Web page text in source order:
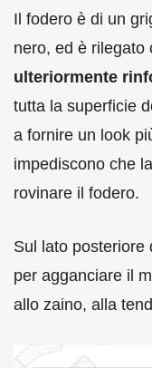
Il fodero è di un
nero, ed è rilegato
ulteriormente
tutta la superficie
a fornire un look
impediscono che
rovinare il fodero.
Sul lato posteriore
per agganciare il
allo zaino, alla